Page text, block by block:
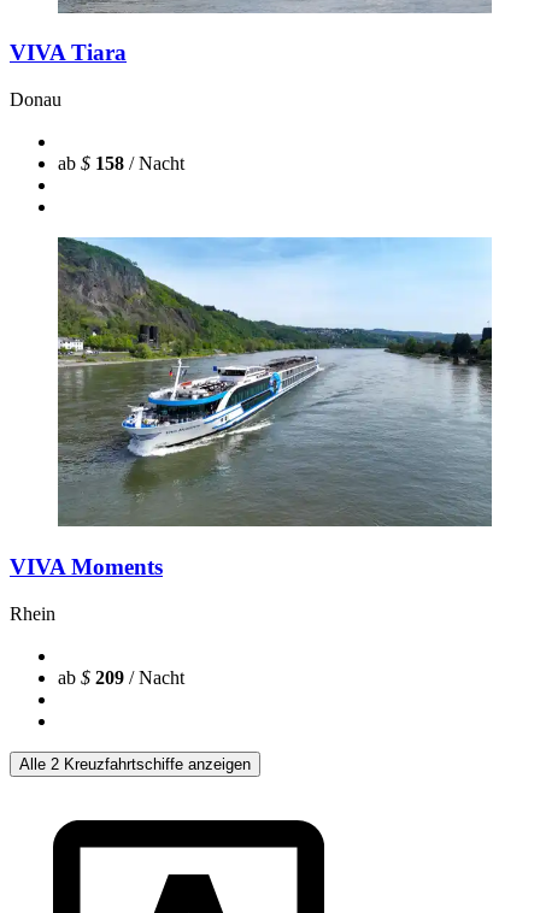
VIVA Tiara
Donau
ab $ 158 / Nacht
VIVA Moments
Rhein
ab $ 209 / Nacht
Alle 2 Kreuzfahrtschiffe anzeigen